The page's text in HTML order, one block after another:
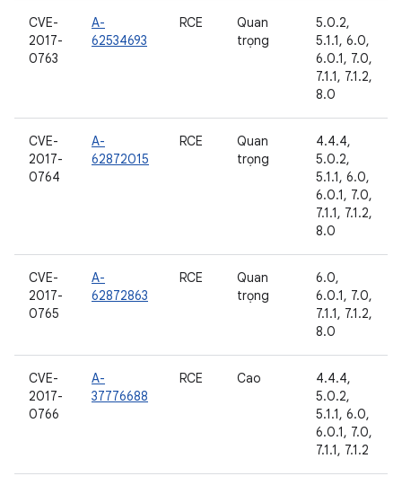
CVE-
2017-
0763
A-
62534693
RCE
Quan
trọng
5.0.2,
5.1.1, 6.0,
6.0.1, 7.0,
7.1.1, 7.1.2,
8.0
CVE-
2017-
0764
A-
62872015
RCE
Quan
trọng
4.4.4,
5.0.2,
5.1.1, 6.0,
6.0.1, 7.0,
7.1.1, 7.1.2,
8.0
CVE-
2017-
0765
A-
62872863
RCE
Quan
trọng
6.0,
6.0.1, 7.0,
7.1.1, 7.1.2,
8.0
CVE-
2017-
0766
A-
37776688
RCE Cao
4.4.4,
5.0.2,
5.1.1, 6.0,
6.0.1, 7.0,
7.1.1, 7.1.2